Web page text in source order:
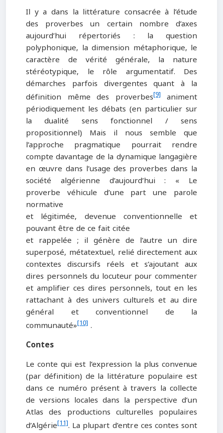
Il y a dans la littérature consacrée à l’étude
des proverbes un certain nombre d’axes
aujourd’hui répertoriés : la question
polyphonique, la dimension métaphorique, le
caractère de vérité générale, la nature
stéréotypique, le rôle argumentatif. Des
démarches parfois divergentes quant à la
définition même des proverbes[9] animent
périodiquement les débats (en particulier sur
la dualité sens fonctionnel / sens
propositionnel) Mais il nous semble que
l’approche pragmatique pourrait rendre
compte davantage de la dynamique langagière
en œuvre dans l’usage des proverbes dans la
société algérienne d’aujourd’hui : « Le
proverbe véhicule d’une part une parole
normative
et légitimée, devenue conventionnelle et
pouvant être de ce fait citée
et rappelée ; il génère de l’autre un dire
superposé, métatextuel, relié directement aux
contextes discursifs réels et s’ajoutant aux
dires personnels du locuteur pour commenter
et amplifier ces dires personnels, tout en les
rattachant à des univers culturels et au dire
général et conventionnel de la
communauté»[10] .
Contes
Le conte qui est l’expression la plus convenue
(par définition) de la littérature populaire est
dans ce numéro présent à travers la collecte
de versions locales dans la perspective d’un
Atlas des productions culturelles populaires
d’Algérie[11]. La plupart d’entre ces contes sont